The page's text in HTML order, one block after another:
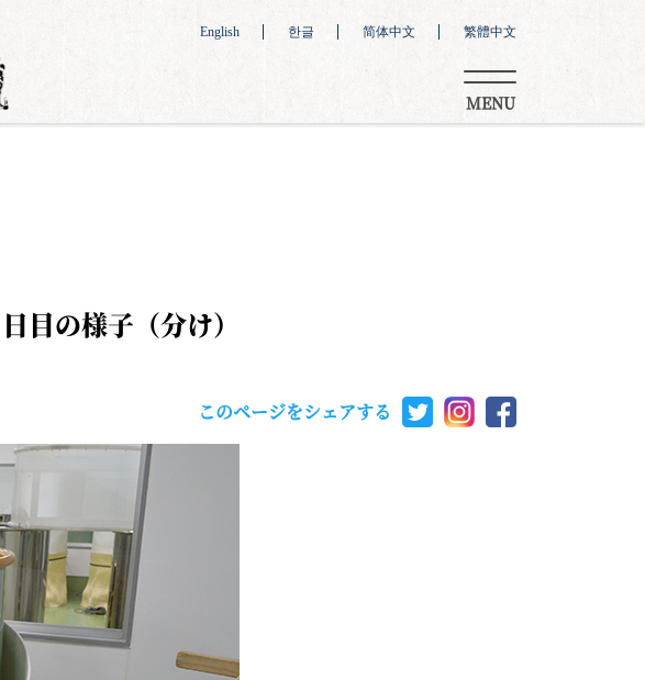
English 한글 简体中文 繁體中文
MENU
の様子（分け）
このページをシェアする